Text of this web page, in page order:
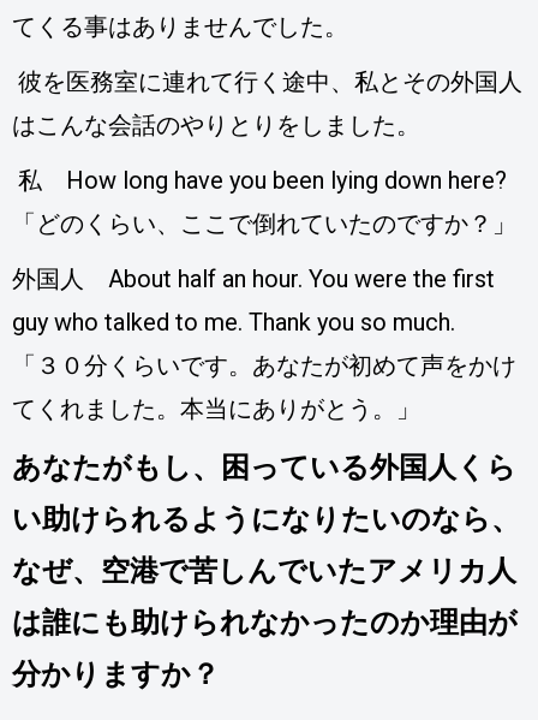
てくる事はありませんでした。
彼を医務室に連れて行く途中、私とその外国人
はこんな会話のやりとりをしました。
私 How long have you been lying down here?
「どのくらい、ここで倒れていたのですか？」
外国人 About half an hour. You were the first
guy who talked to me. Thank you so much.
「３０分くらいです。あなたが初めて声をかけ
てくれました。本当にありがとう。」
あなたがもし、困っている外国人くら
い助けられるようになりたいのなら、
なぜ、空港で苦しんでいたアメリカ人
は誰にも助けられなかったのか理由が
分かりますか？